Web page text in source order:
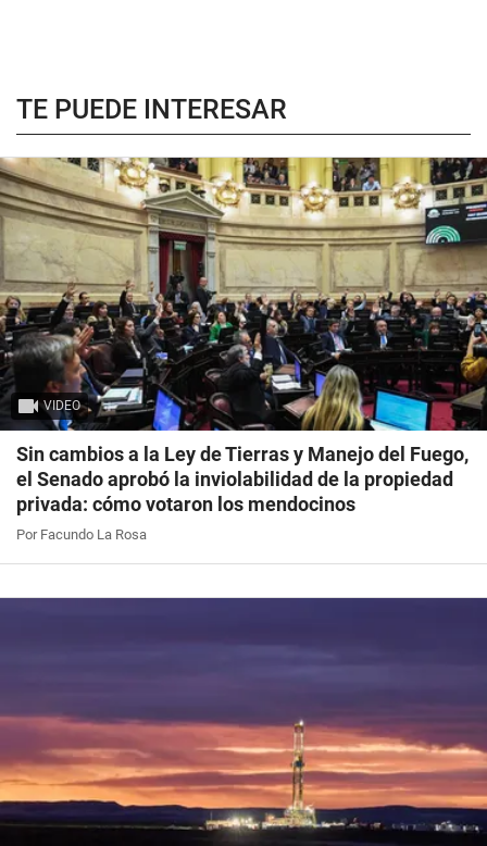
TE PUEDE INTERESAR
VIDEO
Sin cambios a la Ley de Tierras y Manejo del Fuego,
el Senado aprobó la inviolabilidad de la propiedad
privada: cómo votaron los mendocinos
Por Facundo La Rosa